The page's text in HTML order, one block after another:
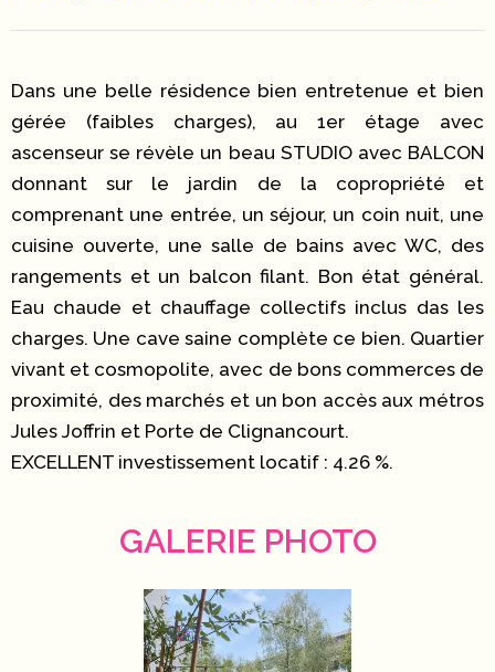
Dans une belle résidence bien entretenue et bien
gérée (faibles charges), au 1er étage avec
ascenseur se révèle un beau STUDIO avec BALCON
donnant sur le jardin de la copropriété et
comprenant une entrée, un séjour, un coin nuit, une
cuisine ouverte, une salle de bains avec WC, des
rangements et un balcon filant. Bon état général.
Eau chaude et chauffage collectifs inclus das les
charges. Une cave saine complète ce bien. Quartier
vivant et cosmopolite, avec de bons commerces de
proximité, des marchés et un bon accès aux métros
Jules Joffrin et Porte de Clignancourt.
EXCELLENT investissement locatif : 4.26 %.
GALERIE PHOTO